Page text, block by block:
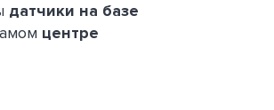
датчики на базе
центре